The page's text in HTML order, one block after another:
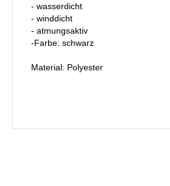
- wasserdicht
- winddicht
- atmungsaktiv
-Farbe: schwarz
Material: Polyester